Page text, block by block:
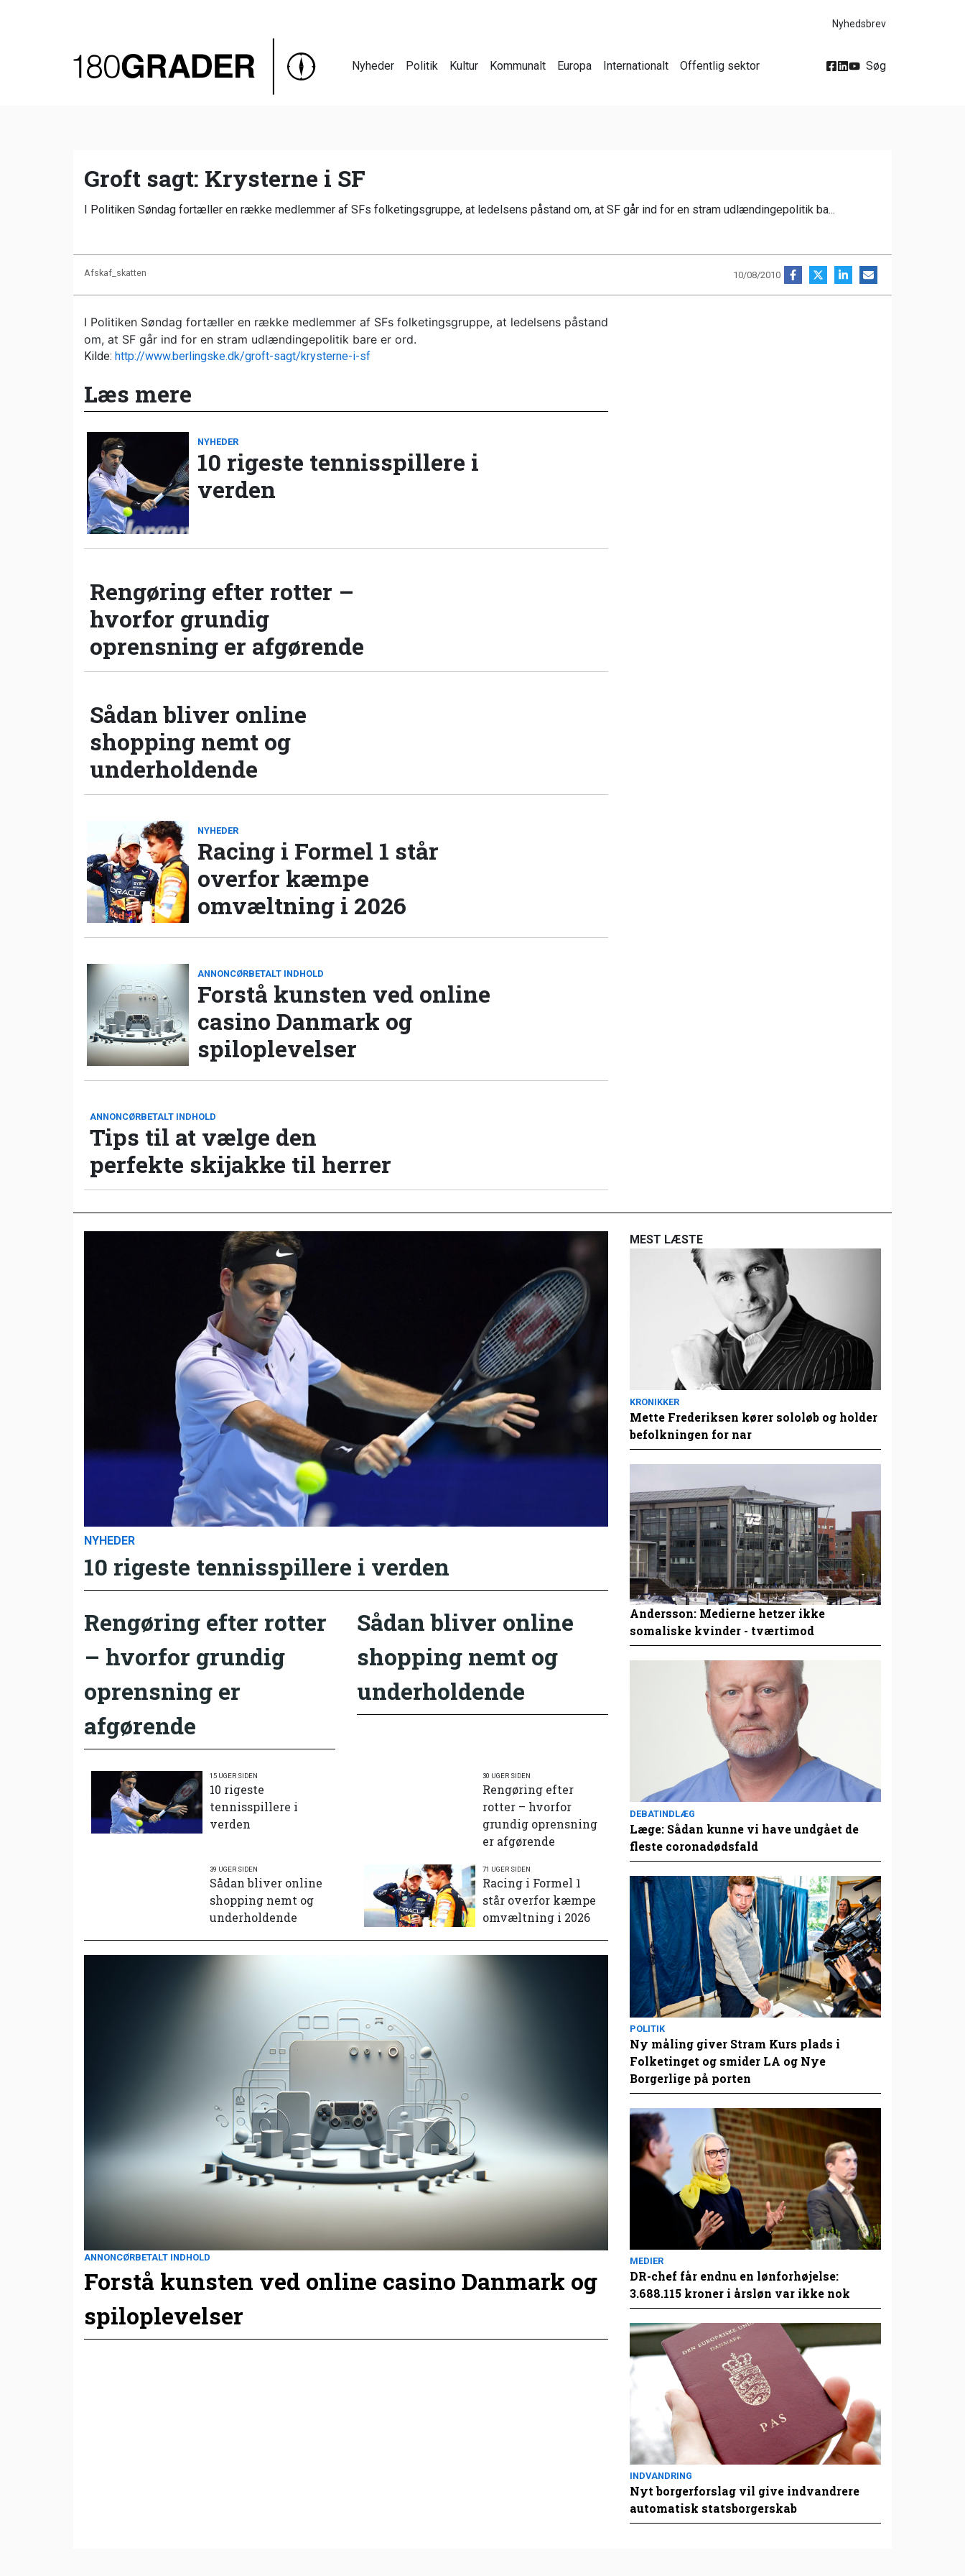
Nyhedsbrev
Nyheder Politik Kultur Kommunalt Europa Internationalt Offentlig sektor Søg
Groft sagt: Krysterne i SF
I Politiken Søndag fortæller en række medlemmer af SFs folketingsgruppe, at ledelsens påstand om, at SF går ind for en stram udlændingepolitik ba...
Afskaf_skatten 10/08/2010
I Politiken Søndag fortæller en række medlemmer af SFs folketingsgruppe, at ledelsens påstand
om, at SF går ind for en stram udlændingepolitik bare er ord.
Kilde: http://www.berlingske.dk/groft-sagt/krysterne-i-sf
Læs mere
NYHEDER
10 rigeste tennisspillere i
verden
Rengøring efter rotter –
hvorfor grundig
oprensning er afgørende
Sådan bliver online
shopping nemt og
underholdende
NYHEDER
Racing i Formel 1 står
overfor kæmpe
omvæltning i 2026
ANNONCØRBETALT INDHOLD
Forstå kunsten ved online
casino Danmark og
spiloplevelser
ANNONCØRBETALT INDHOLD
Tips til at vælge den
perfekte skijakke til herrer
NYHEDER
10 rigeste tennisspillere i verden
Rengøring efter rotter
– hvorfor grundig
oprensning er
afgørende
Sådan bliver online
shopping nemt og
underholdende
15 UGER SIDEN
10 rigeste
tennisspillere i
verden
30 UGER SIDEN
Rengøring efter
rotter – hvorfor
grundig oprensning
er afgørende
39 UGER SIDEN
Sådan bliver online
shopping nemt og
underholdende
71 UGER SIDEN
Racing i Formel 1
står overfor kæmpe
omvæltning i 2026
ANNONCØRBETALT INDHOLD
Forstå kunsten ved online casino Danmark og
spiloplevelser
MEST LÆSTE
KRONIKKER
Mette Frederiksen kører sololøb og holder
befolkningen for nar
Andersson: Medierne hetzer ikke
somaliske kvinder - tværtimod
DEBATINDLÆG
Læge: Sådan kunne vi have undgået de
fleste coronadødsfald
POLITIK
Ny måling giver Stram Kurs plads i
Folketinget og smider LA og Nye
Borgerlige på porten
MEDIER
DR-chef får endnu en lønforhøjelse:
3.688.115 kroner i årsløn var ikke nok
INDVANDRING
Nyt borgerforslag vil give indvandrere
automatisk statsborgerskab